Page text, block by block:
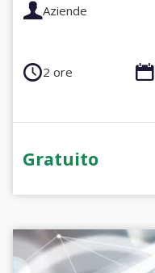
Aziende
2 ore
Gratuito